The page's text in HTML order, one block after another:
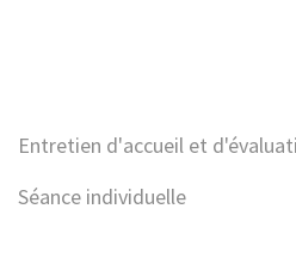
Entretien d'accueil
Séance